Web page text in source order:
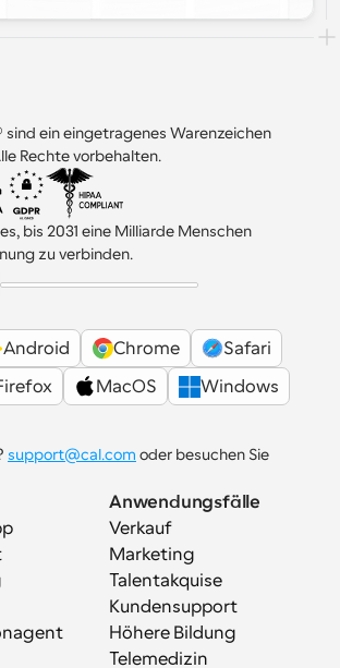
sind ein eingetragenes Warenzeichen
Rechte vorbehalten.
bis 2031 eine Milliarde Menschen
zu verbinden.
Android Chrome
Safari
MacOS
Windows
support@cal.com
Anwendungsfälle
Verkauf
Marketing
Talentakquise
Kundensupport
Höhere Bildung
Telemedizin